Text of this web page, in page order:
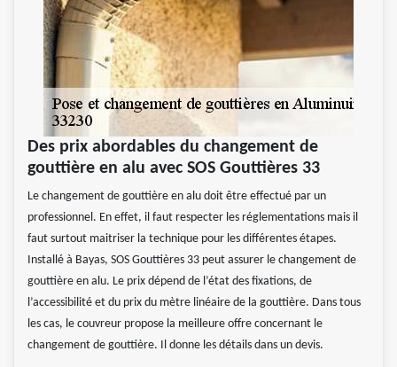
Des prix abordables du changement de
gouttière en alu avec SOS Gouttières 33
Le changement de gouttière en alu doit être effectué par un
professionnel. En effet, il faut respecter les réglementations mais il
faut surtout maitriser la technique pour les différentes étapes.
Installé à Bayas, SOS Gouttières 33 peut assurer le changement de
gouttière en alu. Le prix dépend de l’état des fixations, de
l’accessibilité et du prix du mètre linéaire de la gouttière. Dans tous
les cas, le couvreur propose la meilleure offre concernant le
changement de gouttière. Il donne les détails dans un devis.